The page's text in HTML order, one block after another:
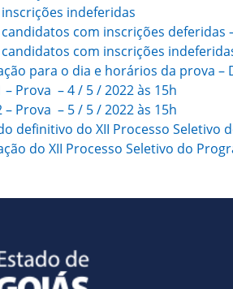
indeferidas
com inscrições deferidas
com inscrições
para o dia e horários da prova –
– Prova – 4 / 5 / 2022 às 15h
– Prova – 5 / 5 / 2022 às 15h
definitivo do XII Processo Seletivo
do XII Processo Seletivo do